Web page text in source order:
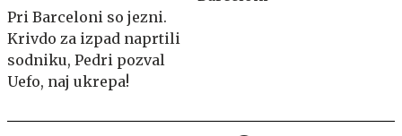
Pri Barceloni so jezni.
Krivdo za izpad naprtili
sodniku, Pedri pozval
Uefo, naj ukrepa!